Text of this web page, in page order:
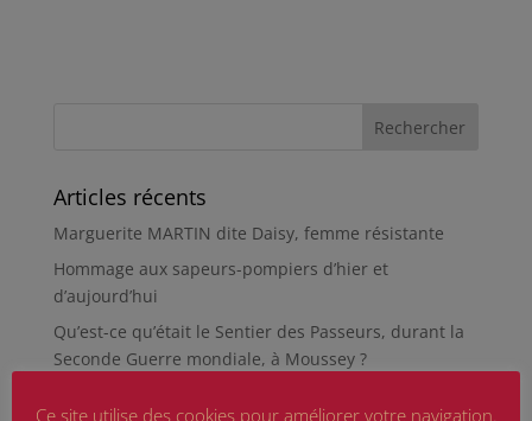
Articles récents
Marguerite MARTIN dite Daisy, femme résistante
Hommage aux sapeurs-pompiers d’hier et
d’aujourd’hui
Qu’est-ce qu’était le Sentier des Passeurs, durant la
Seconde Guerre mondiale, à Moussey ?
Ce site utilise des cookies pour améliorer votre navigation.